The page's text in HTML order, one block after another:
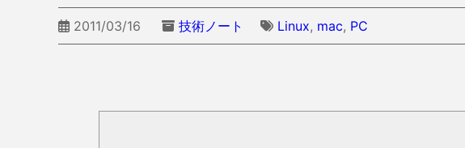
2011/03/16 技術ノート Linux, mac, PC